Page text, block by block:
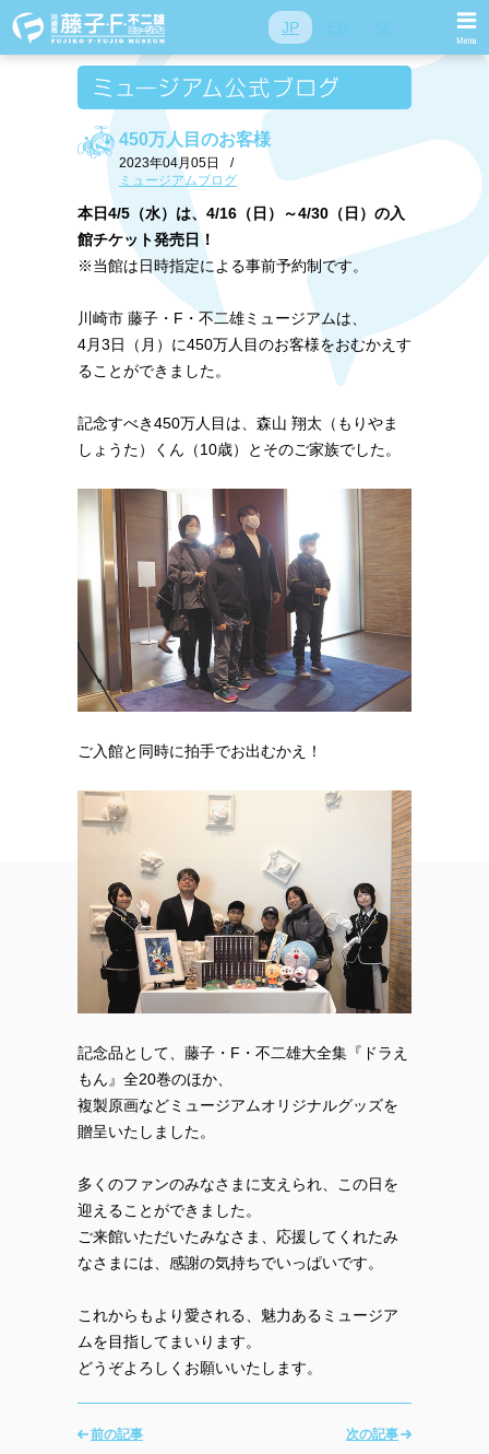
JP
450万人目のお客様
2023年04月05日
/
ミュージアムブログ
本日4/5（水）は、4/16（日）～4/30（日）の入
館チケット発売日！
※当館は日時指定による事前予約制です。
川崎市 藤子・F・不二雄ミュージアムは、
4月3日（月）に450万人目のお客様をおむかえす
ることができました。
記念すべき450万人目は、森山 翔太（もりやま
しょうた）くん（10歳）とそのご家族でした。
ご入館と同時に拍手でお出むかえ！
記念品として、藤子・F・不二雄大全集『ドラえ
もん』全20巻のほか、
複製原画などミュージアムオリジナルグッズを
贈呈いたしました。
多くのファンのみなさまに支えられ、この日を
迎えることができました。
ご来館いただいたみなさま、応援してくれたみ
なさまには、感謝の気持ちでいっぱいです。
これからもより愛される、魅力あるミュージア
ムを目指してまいります。
どうぞよろしくお願いいたします。
次の記事
前の記事